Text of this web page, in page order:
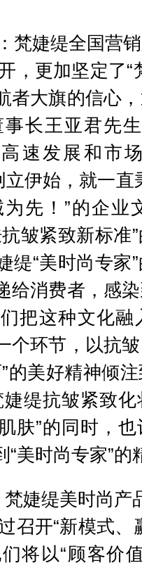
梵婕缇全国营
，更加坚定了“
者大旗的信心
长王亚君先
速发展和市
立伊始，就一直
先！”的企业
皱紧致新标准
缇“美时尚专家
给消费者，感
把这种文化融
个环节，以抗
的美好精神倾
缇抗皱紧致
肤”的同时，
美时尚专家”的
梵婕缇美时尚产
召开“新模式、
将以“顾客价